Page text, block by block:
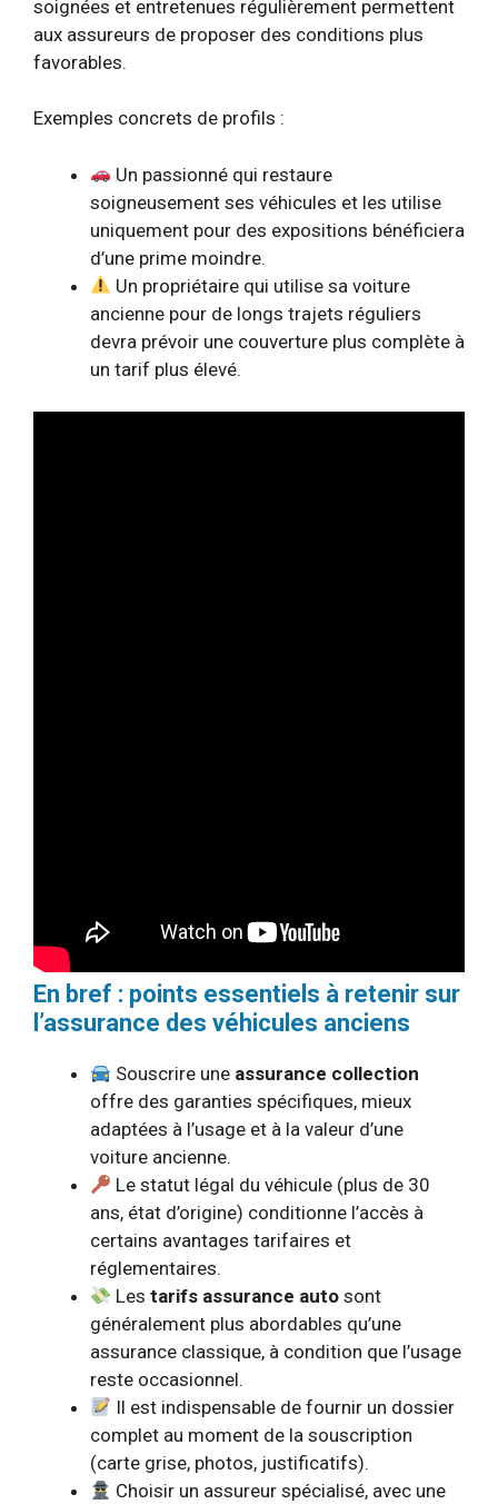
soignées et entretenues régulièrement permettent
aux assureurs de proposer des conditions plus
favorables.
Exemples concrets de profils :
Un passionné qui restaure
soigneusement ses véhicules et les utilise
uniquement pour des expositions bénéficiera
d’une prime moindre.
Un propriétaire qui utilise sa voiture
ancienne pour de longs trajets réguliers
devra prévoir une couverture plus complète à
un tarif plus élevé.
En bref : points essentiels à retenir sur
l’assurance des véhicules anciens
Souscrire une assurance collection
offre des garanties spécifiques, mieux
adaptées à l’usage et à la valeur d’une
voiture ancienne.
Le statut légal du véhicule (plus de 30
ans, état d’origine) conditionne l’accès à
certains avantages tarifaires et
réglementaires.
Lestarifs assurance auto sont
généralement plus abordables qu’une
assurance classique, à condition que l’usage
reste occasionnel.
Il est indispensable de fournir un dossier
complet au moment de la souscription
(carte grise, photos, justificatifs).
Choisir un assureur spécialisé, avec une